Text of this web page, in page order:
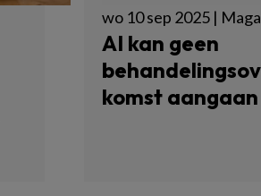
wo 10 sep 2025 |
AI kan geen
komst aangaan